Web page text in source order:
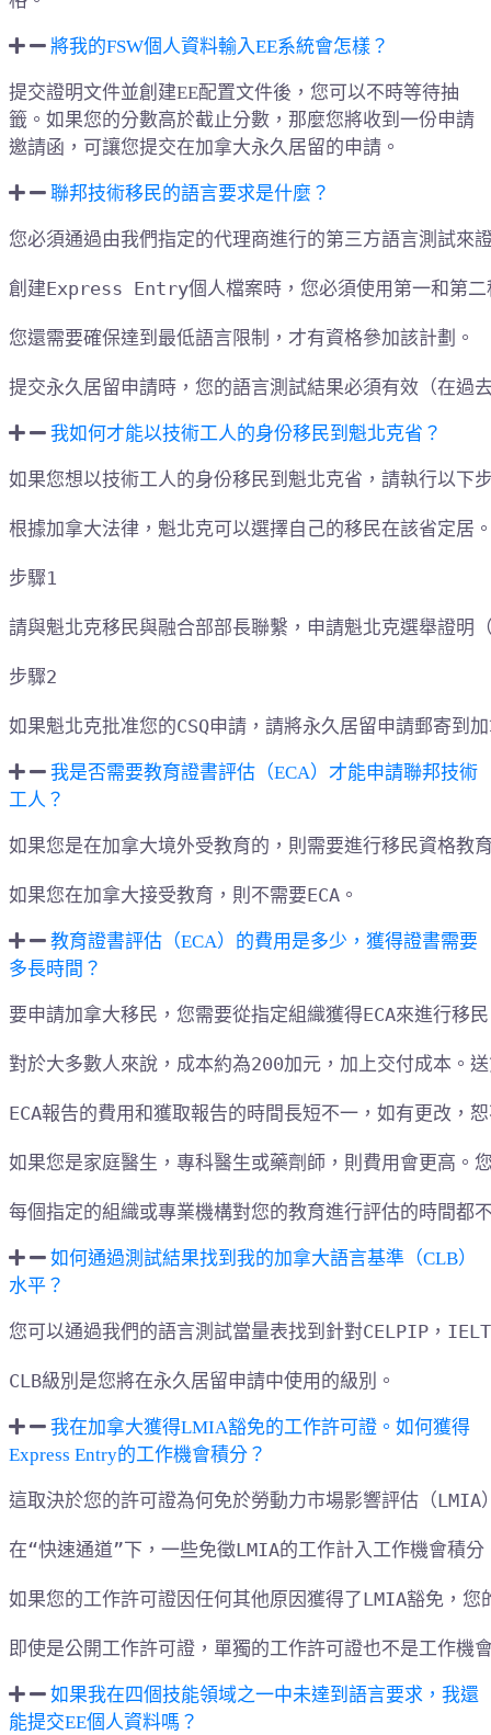
將我的FSW個人資料輸入EE系統會怎樣？
提交證明文件並創建EE配置文件後，您可以不時等待抽
籤。 如果您的分數高於截止分數，那麼您將收到一份申請
邀請函，可讓您提交在加拿大永久居留的申請。
聯邦技術移民的語言要求是什麼？
您必須通過由我們指定的代理商進行的第三方語言測試來
創建Express Entry個人檔案時，您必須使用第一和第二
您還需要確保達到最低語言限制，才有資格參加該計劃。
提交永久居留申請時，您的語言測試結果必須有效（在過
我如何才能以技術工人的身份移民到魁北克省？
如果您想以技術工人的身份移民到魁北克省，請執行以下
根據加拿大法律，魁北克可以選擇自己的移民在該省定居
步驟1
請與魁北克移民與融合部部長聯繫，申請魁北克選舉證明
步驟2
如果魁北克批准您的CSQ申請，請將永久居留申請郵寄
我是否需要教育證書評估（ECA）才能申請聯邦技術
工人？
如果您是在加拿大境外受教育的，則需要進行移民資格教
如果您在加拿大接受教育，則不需要ECA。
教育證書評估（ECA）的費用是多少，獲得證書需要
多長時間？
要申請加拿大移民，您需要從指定組織獲得ECA來進行移
對於大多數人來說，成本約為200加元，加上交付成本。
ECA報告的費用和獲取報告的時間長短不一，如有更改，
如果您是家庭醫生，專科醫生或藥劑師，則費用會更高。
每個指定的組織或專業機構對您的教育進行評估的時間都
如何通過測試結果找到我的加拿大語言基準（CLB）
水平？
您可以通過我們的語言測試當量表找到針對CELPIP，
CLB級別是您將在永久居留申請中使用的級別。
我在加拿大獲得LMIA豁免的工作許可證。如何獲得
Express Entry的工作機會積分？
這取決於您的許可證為何免於勞動力市場影響評估（LMIA
在“快速通道”下，一些免徵LMIA的工作計入工作機會積
如果您的工作許可證因任何其他原因獲得了LMIA豁免，
即使是公開工作許可證，單獨的工作許可證也不是工作
如果我在四個技能領域之一中未達到語言要求，我還
能提交EE個人資料嗎？